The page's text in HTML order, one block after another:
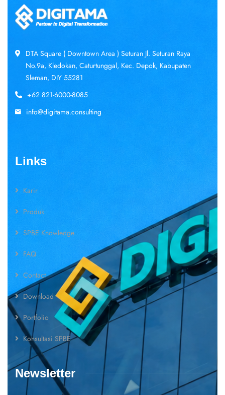
DTA Square ( Downtown Area ) Seturan Jl. Seturan Raya
No.9a, Kledokan, Caturtunggal, Kec. Depok, Kabupaten
Sleman, DIY 55281
+62 821-6000-8085
info@digitama.consulting
Links
Karir
Produk
SPBE Knowledge
FAQ
Contact
Download
Portfolio
Konsultasi SPBE
Newsletter